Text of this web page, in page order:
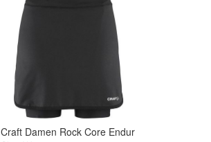
Craft Damen Rock Core Endur